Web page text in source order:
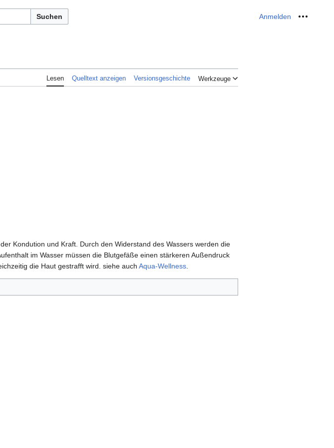
Suchen Anmelden Meine
Lesen Quelltext anzeigen Versionsgeschichte Werkzeuge
Kondution und Kraft. Durch den Widerstand des Wassers werden die
im Wasser müssen die Blutgefäße einen stärkeren Außendruck
die Haut gestrafft wird. siehe auch Aqua-Wellness